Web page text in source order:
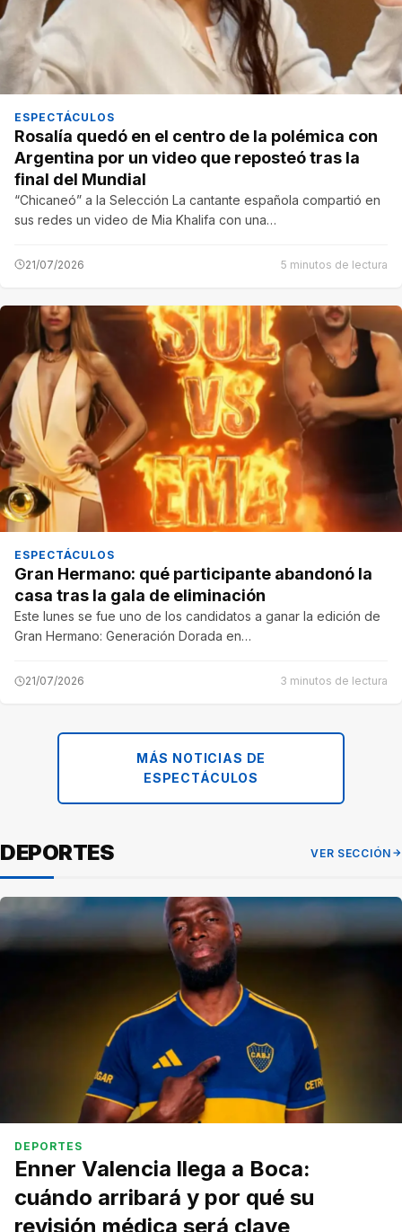
ESPECTÁCULOS
Rosalía quedó en el centro de la polémica con
Argentina por un video que reposteó tras la
final del Mundial
“Chicaneó” a la Selección La cantante española compartió en
sus redes un video de Mia Khalifa con una…
21/07/2026 5 minutos de lectura
ESPECTÁCULOS
Gran Hermano: qué participante abandonó la
casa tras la gala de eliminación
Este lunes se fue uno de los candidatos a ganar la edición de
Gran Hermano: Generación Dorada en…
21/07/2026 3 minutos de lectura
MÁS NOTICIAS DE
ESPECTÁCULOS
DEPORTES VER SECCIÓN
DEPORTES
Enner Valencia llega a Boca:
cuándo arribará y por qué su
revisión médica será clave